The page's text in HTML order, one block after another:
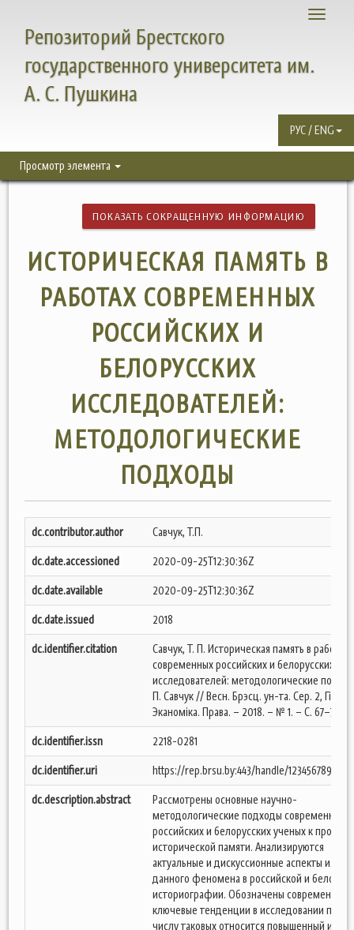
Toggle
Репозиторий Брестского
государственного университета им.
А. С. Пушкина
РУС / ENG
Просмотр элемента
ПОКАЗАТЬ СОКРАЩЕННУЮ ИНФОРМАЦИЮ
ИСТОРИЧЕСКАЯ ПАМЯТЬ В
РАБОТАХ СОВРЕМЕННЫХ
РОССИЙСКИХ И
БЕЛОРУССКИХ
ИССЛЕДОВАТЕЛЕЙ:
МЕТОДОЛОГИЧЕСКИЕ
ПОДХОДЫ
dc.contributor.author
Савчук, Т.П.
dc.date.accessioned
2020-09-25T12:30:36Z
dc.date.available
2020-09-25T12:30:36Z
dc.date.issued
2018
dc.identifier.citation
Савчук, Т. П. Историческая память в работах
современных российских и белорусских
исследователей: методологические
П. Савчук // Весн. Брэсц. ун-та. Сер. 2,
Эканоміка. Права. – 2018. – № 1. – С. 67–75.
dc.identifier.issn
2218-0281
dc.identifier.uri
https://rep.brsu.by:443/handle/123456789/1651
dc.description.abstract
Рассмотрены основные научно-
методологические подходы современных
российских и белорусских ученых к
исторической памяти. Анализируются
актуальные и дискуссионные аспекты
данного феномена в российской и
историографии. Обозначены современные
ключевые тенденции в исследовании
числу таковых относится повышенный